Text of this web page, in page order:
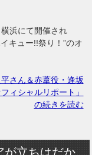
浜にて開催され
キュー!!祭り！”のオ
さん＆赤葦役・逢坂
ィシャルリポート」
の続きを読む
が立ちはだか